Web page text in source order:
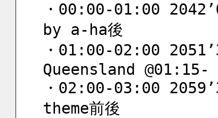
・00:00-01:00
by a-ha後
・01:00-02:00
Queensland @01:15-
・02:00-03:00
theme前後